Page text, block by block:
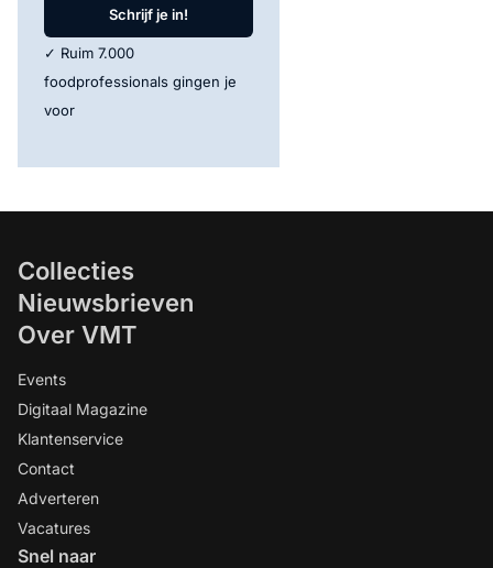
Schrijf je in!
✓ Ruim 7.000
foodprofessionals gingen je
voor
Collecties
Nieuwsbrieven
Over VMT
Events
Digitaal Magazine
Klantenservice
Contact
Adverteren
Vacatures
Snel naar